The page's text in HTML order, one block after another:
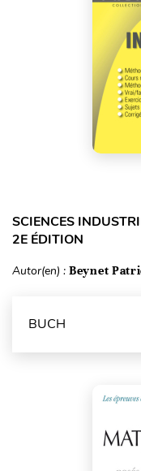
SCIENCES
2E ÉDITION
Autor(en) : Beynet
BUCH